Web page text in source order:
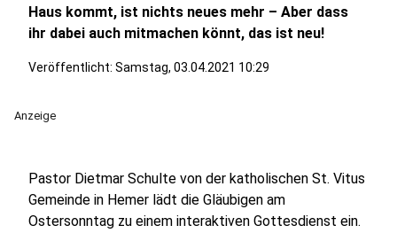
Haus kommt, ist nichts neues mehr – Aber dass
ihr dabei auch mitmachen könnt, das ist neu!
Veröffentlicht: Samstag, 03.04.2021 10:29
Anzeige
Pastor Dietmar Schulte von der katholischen St. Vitus
Gemeinde in Hemer lädt die Gläubigen am
Ostersonntag zu einem interaktiven Gottesdienst ein.